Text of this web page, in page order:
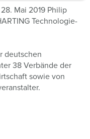
Mai 2019 Philip
Technologie-
deutschen
38 Verbände der
sowie von